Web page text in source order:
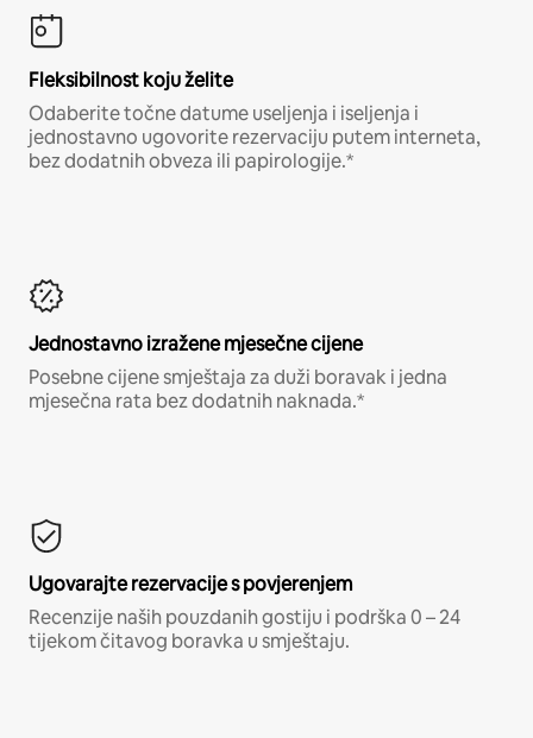
Fleksibilnost koju želite
Odaberite točne datume useljenja i iseljenja i
jednostavno ugovorite rezervaciju putem interneta,
bez dodatnih obveza ili papirologije.*
Jednostavno izražene mjesečne cijene
Posebne cijene smještaja za duži boravak i jedna
mjesečna rata bez dodatnih naknada.*
Ugovarajte rezervacije s povjerenjem
Recenzije naših pouzdanih gostiju i podrška 0 – 24
tijekom čitavog boravka u smještaju.